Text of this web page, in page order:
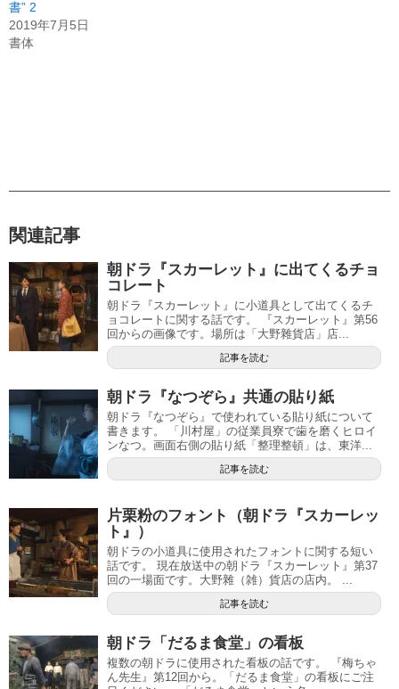
書” 2
2019年7月5日
書体
関連記事
朝ドラ『スカーレット』に出てくるチョ
コレート
朝ドラ『スカーレット』に小道具として出てくるチ
ョコレートに関する話です。 『スカーレット』第56
回からの画像です。場所は「大野雜貨店」店...
記事を読む
朝ドラ『なつぞら』共通の貼り紙
朝ドラ『なつぞら』で使われている貼り紙について
書きます。 「川村屋」の従業員寮で歯を磨くヒロイ
ンなつ。画面右側の貼り紙「整理整頓」は、東洋...
記事を読む
片栗粉のフォント（朝ドラ『スカーレッ
ト』）
朝ドラの小道具に使用されたフォントに関する短い
話です。 現在放送中の朝ドラ『スカーレット』第37
回の一場面です。大野雜（雑）貨店の店内。 ...
記事を読む
朝ドラ「だるま食堂」の看板
複数の朝ドラに使用された看板の話です。 『梅ちゃ
ん先生』第12回から。「だるま食堂」の看板にご注